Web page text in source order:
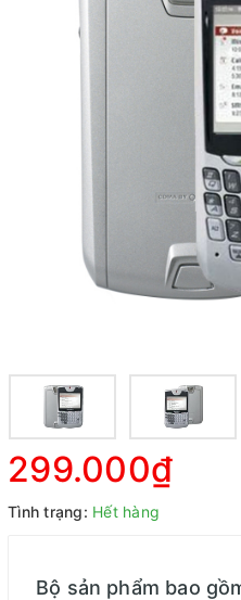
299.000₫
Tình trạng: Hết hàng
Bộ sản phẩm bao